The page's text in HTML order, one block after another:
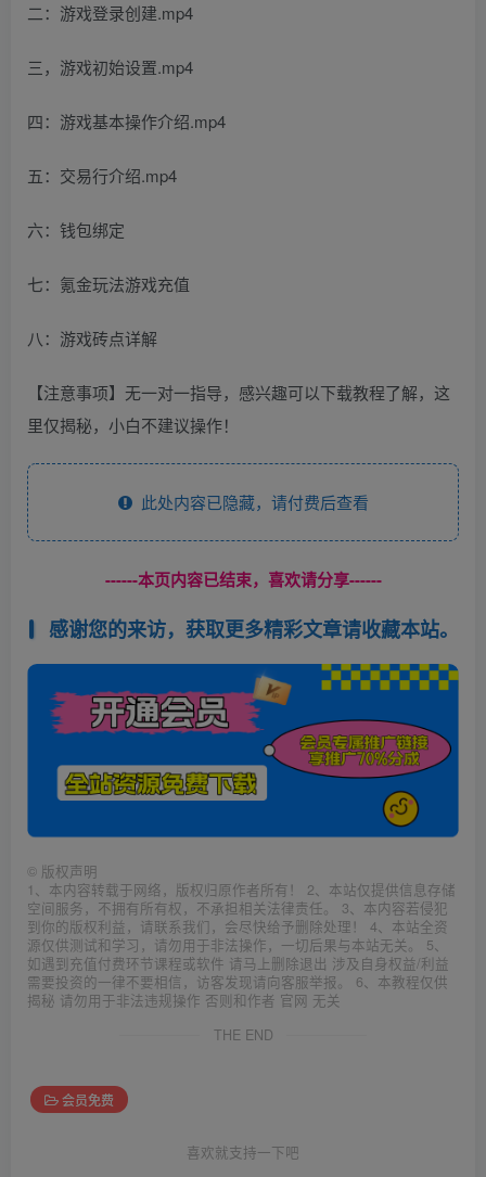
二：游戏登录创建.mp4
三，游戏初始设置.mp4
四：游戏基本操作介绍.mp4
五：交易行介绍.mp4
六：钱包绑定
七：氪金玩法游戏充值
八：游戏砖点详解
【注意事项】无一对一指导，感兴趣可以下载教程了解，这
里仅揭秘，小白不建议操作！
此处内容已隐藏，请付费后查看
------本页内容已结束，喜欢请分享------
感谢您的来访，获取更多精彩文章请收藏本站。
© 版权声明
1、本内容转载于网络，版权归原作者所有！ 2、本站仅提供信息存储
空间服务，不拥有所有权，不承担相关法律责任。 3、本内容若侵犯
到你的版权利益，请联系我们，会尽快给予删除处理！ 4、本站全资
源仅供测试和学习，请勿用于非法操作，一切后果与本站无关。 5、
如遇到充值付费环节课程或软件 请马上删除退出 涉及自身权益/利益
需要投资的一律不要相信，访客发现请向客服举报。 6、本教程仅供
揭秘 请勿用于非法违规操作 否则和作者 官网 无关
THE END
会员免费
喜欢就支持一下吧